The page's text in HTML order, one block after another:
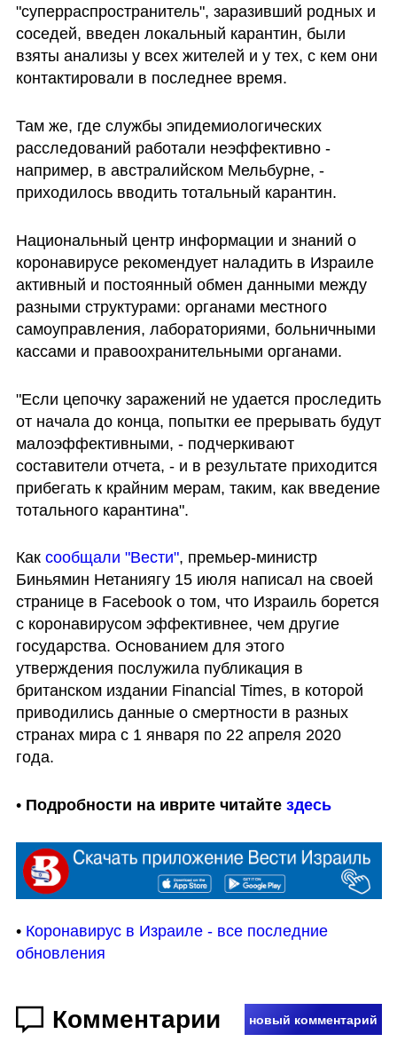
"суперраспространитель", заразивший родных и
соседей, введен локальный карантин, были
взяты анализы у всех жителей и у тех, с кем они
контактировали в последнее время.
Там же, где службы эпидемиологических
расследований работали неэффективно -
например, в австралийском Мельбурне, -
приходилось вводить тотальный карантин.
Национальный центр информации и знаний о
коронавирусе рекомендует наладить в Израиле
активный и постоянный обмен данными между
разными структурами: органами местного
самоуправления, лабораториями, больничными
кассами и правоохранительными органами.
"Если цепочку заражений не удается проследить
от начала до конца, попытки ее прерывать будут
малоэффективными, - подчеркивают
составители отчета, - и в результате приходится
прибегать к крайним мерам, таким, как введение
тотального карантина".
Как сообщали "Вести", премьер-министр
Биньямин Нетаниягу 15 июля написал на своей
странице в Facebook о том, что Израиль борется
с коронавирусом эффективнее, чем другие
государства. Основанием для этого
утверждения послужила публикация в
британском издании Financial Times, в которой
приводились данные о смертности в разных
странах мира с 1 января по 22 апреля 2020
года.
• Подробности на иврите читайте здесь
• Коронавирус в Израиле - все последние
обновления
Комментарии новый комментарий